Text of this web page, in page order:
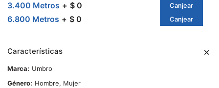
3.400 Metros $ 0 Canjear
6.800 Metros $ 0 Canjear
Características
Marca
Umbro
Género
Hombre, Mujer